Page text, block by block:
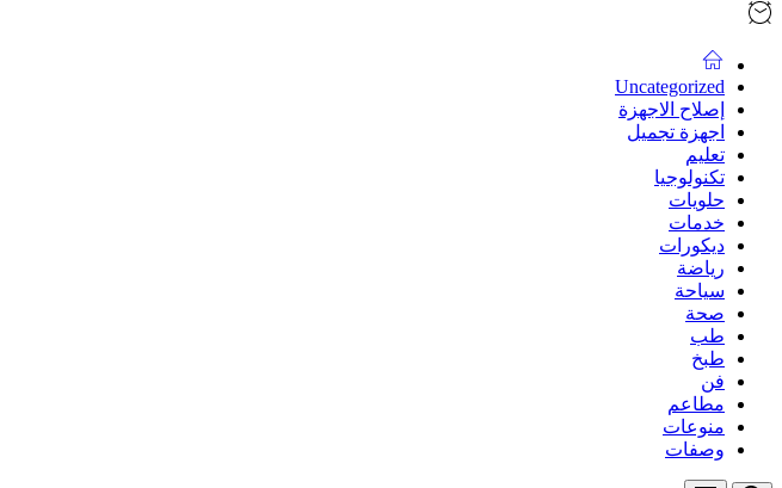
Uncategorized
إصلاح الاجهزة
اجهزة تجميل
تعليم
تكنولوجيا
حلويات
خدمات
ديكورات
رياضة
سياحة
صحة
طب
طبخ
فن
مطاعم
منوعات
وصفات